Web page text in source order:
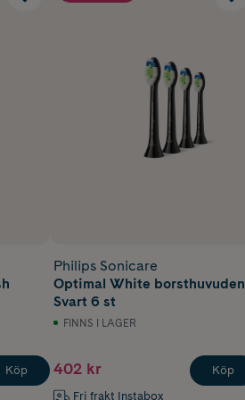
Köp
Philips Sonicare
Optimal White borsthuvuden
Svart 6 st
FINNS I LAGER
402 kr
Fri frakt Instabox
Köp